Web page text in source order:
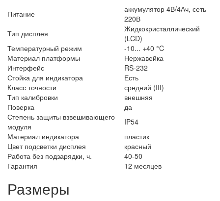
Питание
аккумулятор 4В/4Ач, сеть
220В
Тип дисплея
Жидкокристаллический
(LCD)
Температурный режим
-10... +40 °C
Материал платформы
Нержавейка
Интерфейс
RS-232
Стойка для индикатора
Есть
Класс точности
средний (III)
Тип калибровки
внешняя
Поверка
да
Степень защиты взвешивающего
модуля
IP54
Материал индикатора
пластик
Цвет подсветки дисплея
красный
Работа без подзарядки, ч.
40-50
Гарантия
12 месяцев
Размеры